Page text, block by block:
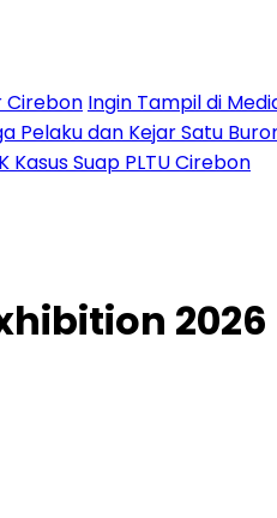
Cirebon Ingin Tampil di
Pelaku dan Kejar Satu
Kasus Suap PLTU Cirebon